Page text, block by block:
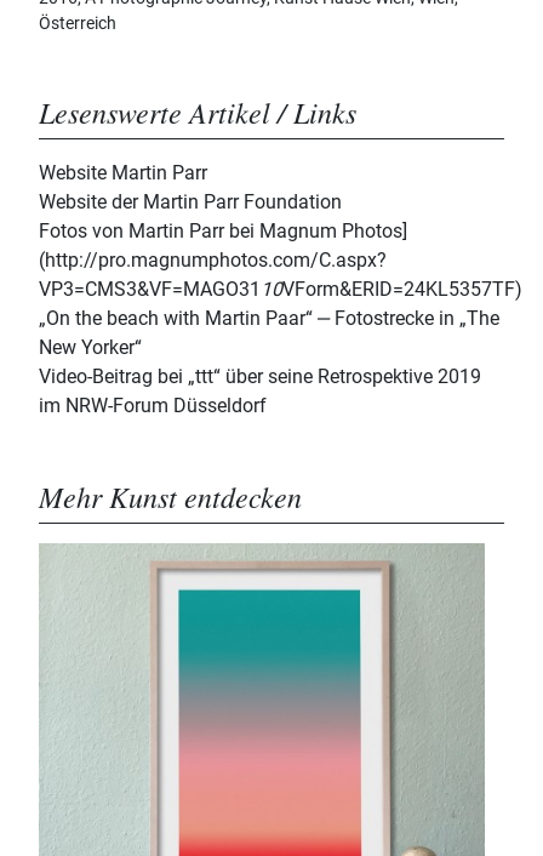
Österreich
Lesenswerte Artikel / Links
Website Martin Parr
Website der Martin Parr Foundation
Fotos von Martin Parr bei Magnum Photos]
(http://pro.magnumphotos.com/C.aspx?
VP3=CMS3&VF=MAGO31 10VForm&ERID=24KL5357TF)
„On the beach with Martin Paar“ ‒ Fotostrecke in „The
New Yorker“
Video-Beitrag bei „ttt“ über seine Retrospektive 2019
im NRW-Forum Düsseldorf
Mehr Kunst entdecken